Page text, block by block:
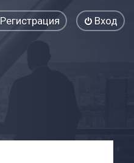
Вход
Регистрация